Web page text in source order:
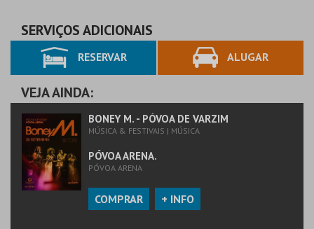
SERVIÇOS ADICIONAIS
RESERVAR ALUGAR
VEJA AINDA:
BONEY M. - PÓVOA DE VARZIM
MÚSICA & FESTIVAIS | MÚSICA
PÓVOA ARENA.
PÓVOA ARENA
COMPRAR + INFO